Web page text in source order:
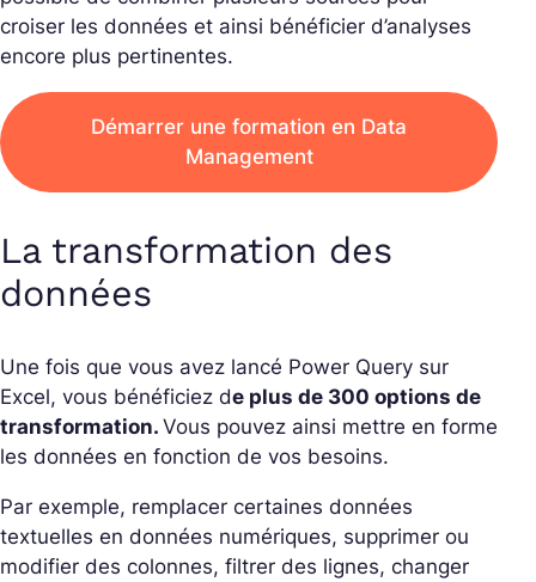
croiser les données et ainsi bénéficier d’analyses
encore plus pertinentes.
Démarrer une formation en Data
Management
La transformation des
données
Une fois que vous avez lancé Power Query sur
Excel, vous bénéficiez de plus de 300 options de
transformation. Vous pouvez ainsi mettre en forme
les données en fonction de vos besoins.
Par exemple, remplacer certaines données
textuelles en données numériques, supprimer ou
modifier des colonnes, filtrer des lignes, changer